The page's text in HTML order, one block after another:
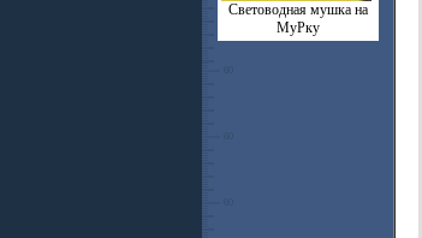
Световодная мушка на
МуРку